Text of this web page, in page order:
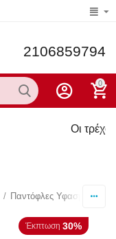
2106859794
0
Οι
/ Παντόφλες Υφασμάτινες
Έκπτωση 30%